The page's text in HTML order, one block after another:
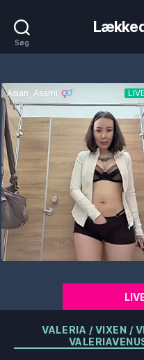
Søg
VALERIA / VIXEN /